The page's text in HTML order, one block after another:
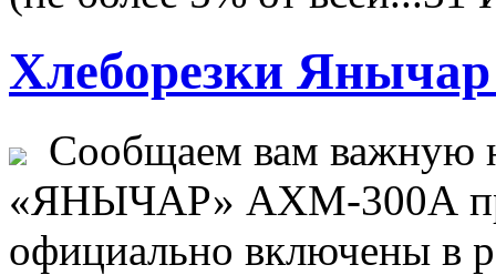
Хлеборезки Янычар
Сообщаем вам важную
«ЯНЫЧАР» АХМ-300А
официально включены в